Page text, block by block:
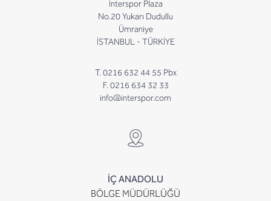
Interspor Plaza
No.20 Yukarı Dudullu
Ümraniye
İSTANBUL - TÜRKİYE
T. 0216 632 44 55 Pbx
F. 0216 634 32 33
info@interspor.com
İÇ ANADOLU
BÖLGE MÜDÜRLÜĞÜ